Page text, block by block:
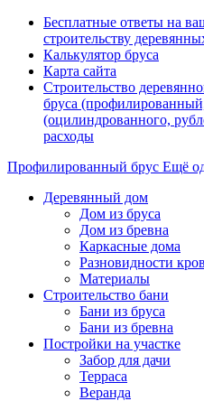
Бесплатные ответы на
строительству
Калькулятор бруса
Карта сайта
Строительство
бруса
(оцилиндрованного,
расходы
Профилированный брус Ещё
Деревянный дом
Дом из бруса
Дом из бревна
Каркасные дома
Разновидности
Материалы
Строительство бани
Бани из бруса
Бани из бревна
Постройки на участке
Забор для дачи
Терраса
Веранда